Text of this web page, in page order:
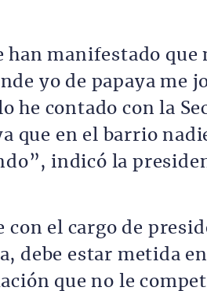
han manifestado que
yo de papaya me
he contado con la
que en el barrio
indicó la
con el cargo de
debe estar metida
que no le